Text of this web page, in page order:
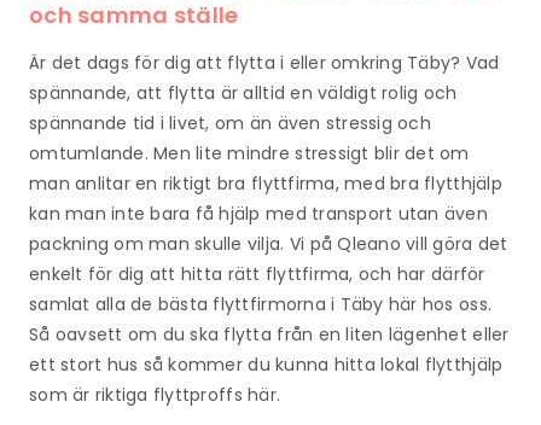
och samma ställe
Är det dags för dig att flytta i eller omkring Täby? Vad
spännande, att flytta är alltid en väldigt rolig och
spännande tid i livet, om än även stressig och
omtumlande. Men lite mindre stressigt blir det om
man anlitar en riktigt bra flyttfirma, med bra flytthjälp
kan man inte bara få hjälp med transport utan även
packning om man skulle vilja. Vi på Qleano vill göra det
enkelt för dig att hitta rätt flyttfirma, och har därför
samlat alla de bästa flyttfirmorna i Täby här hos oss.
Så oavsett om du ska flytta från en liten lägenhet eller
ett stort hus så kommer du kunna hitta lokal flytthjälp
som är riktiga flyttproffs här.